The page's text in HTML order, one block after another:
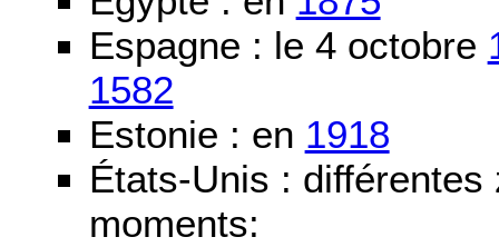
Espagne : le 4 octobre
1582
Estonie : en 1918
États-Unis :
moments: